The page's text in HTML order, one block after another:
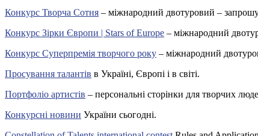
Конкурс Творча Сотня – міжнародний двотуровий –
Конкурс Зірки Європи | Stars of Europe – міжнародний
Конкурс Суперпремія творчого року – міжнародний
Просування талантів в Україні, Європі і в світі.
Портфоліо артистів – персональні сторінки для творчих
Конкурсні новини України сьогодні.